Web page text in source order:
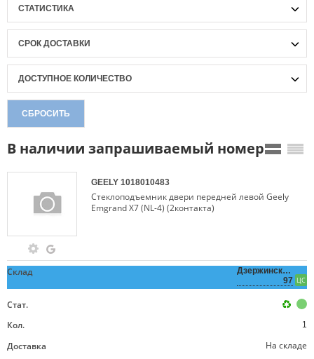
СТАТИСТИКА
СРОК ДОСТАВКИ
ДОСТУПНОЕ КОЛИЧЕСТВО
СБРОСИТЬ
В наличии запрашиваемый номер
GEELY 1018010483
Стеклоподъемник двери передней левой Geely
Emgrand X7 (NL-4) (2контакта)
Склад
Дзержинского,
97 ЦС
Стат.
Кол.
1
Доставка
На складе